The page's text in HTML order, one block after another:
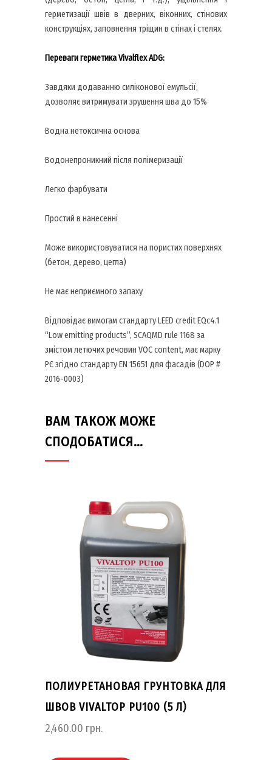
герметизації швів в дверних, віконних, стінових
конструкціях, заповнення тріщин в стінах і стелях.
Переваги герметика Vivalflex ADG:
Завдяки додаванню силіконової емульсії,
дозволяє витримувати зрушення шва до 15%
Водна нетоксична основа
Водонепроникний після полімеризації
Легко фарбувати
Простий в нанесенні
Може використовуватися на пористих поверхнях
(бетон, дерево, цегла)
Не має неприємного запаху
Відповідає вимогам стандарту LEED credit EQc4.1
“Low emitting products”, SCAQMD rule 1168 за
змістом летючих речовин VOC content, має марку
РЄ згідно стандарту EN 15651 для фасадів (DOP #
2016-0003)
ВАМ ТАКОЖ МОЖЕ
СПОДОБАТИСЯ…
ПОЛИУРЕТАНОВАЯ ГРУНТОВКА ДЛЯ
ШВОВ VIVALTOP PU100 (5 Л)
2,460.00 грн.